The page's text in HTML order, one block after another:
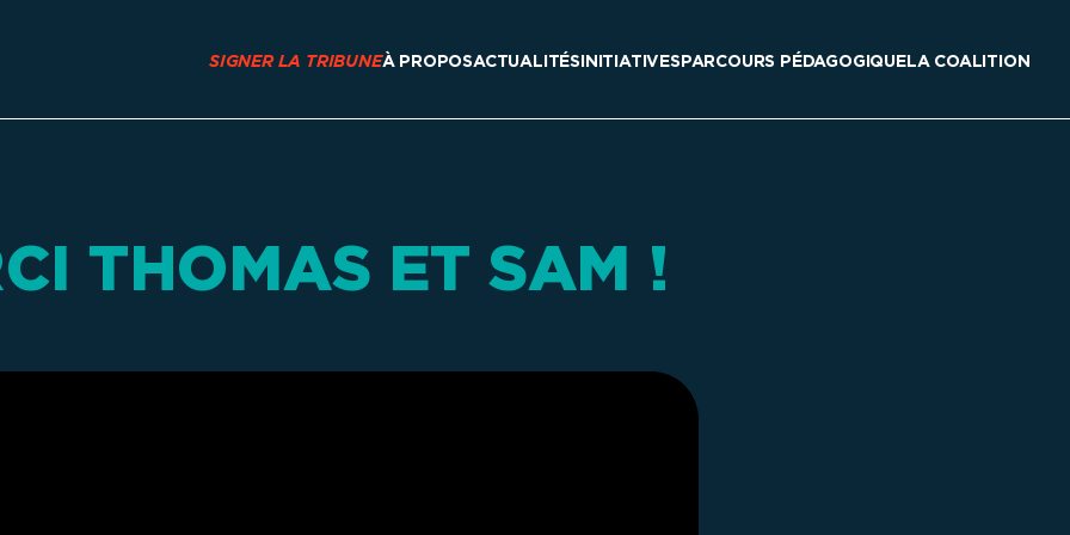
SIGNER LA TRIBUNEÀ PROPOSACTUALITÉS INITIATIVES PARCOURS PÉDAGOGIQUELA COALITION
THOMAS ET SAM !